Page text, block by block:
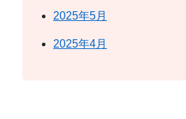
2025年5月
2025年4月